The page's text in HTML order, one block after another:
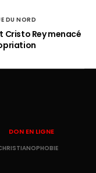
DU NORD
Cristo Rey menacé
DON EN LIGNE